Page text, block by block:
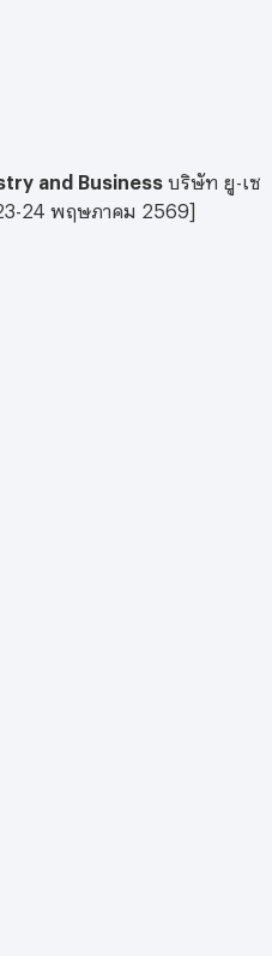
and Business บริษัท ยู-เซ
24 พฤษภาคม 2569]